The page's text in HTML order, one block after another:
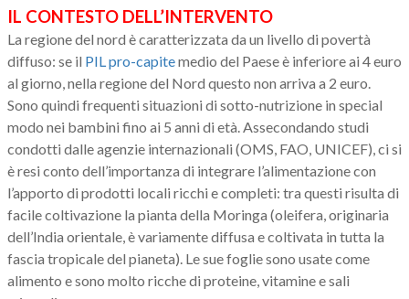
IL CONTESTO DELL’INTERVENTO
La regione del nord è caratterizzata da un livello di povertà
diffuso: se il PIL pro-capitemedio del Paese è inferiore ai 4 euro
al giorno, nella regione del Nord questo non arriva a 2 euro.
Sono quindi frequenti situazioni di sotto-nutrizione in special
modo nei bambini fino ai 5 anni di età. Assecondando studi
condotti dalle agenzie internazionali (OMS, FAO, UNICEF), ci si
è resi conto dell’importanza di integrare l’alimentazione con
l’apporto di prodotti locali ricchi e completi: tra questi risulta di
facile coltivazione la pianta della Moringa (oleifera, originaria
dell’India orientale, è variamente diffusa e coltivata in tutta la
fascia tropicale del pianeta). Le sue foglie sono usate come
alimento e sono molto ricche di proteine, vitamine e sali